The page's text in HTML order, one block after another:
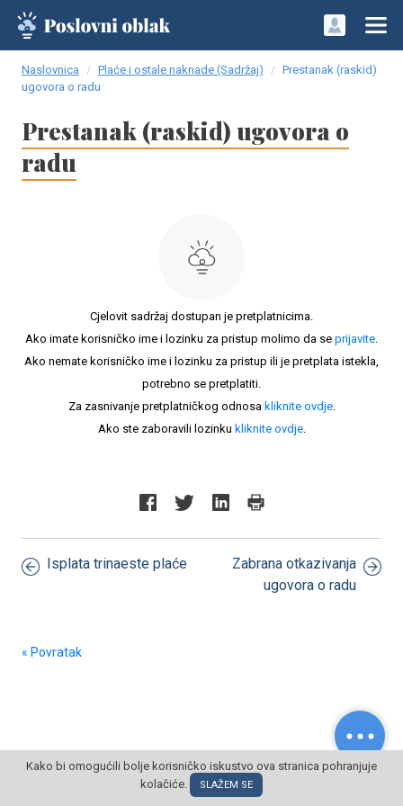
Naslovnica Plaće i ostale naknade (Sadržaj)
Prestanak (raskid)
ugovora o radu
Prestanak (raskid) ugovora o
radu
Cjelovit sadržaj dostupan je pretplatnicima.
Ako imate korisničko ime i lozinku za pristup molimo da se prijavite.
Ako nemate korisničko ime i lozinku za pristup ili je pretplata istekla,
potrebno se pretplatiti.
Za zasnivanje pretplatničkog odnosa kliknite ovdje.
Ako ste zaboravili lozinku kliknite ovdje.
Isplata trinaeste plaće
Zabrana otkazivanja
ugovora o radu
« Povratak
© POSLOVNI OBLAK Sva prava pridržana
Kako bi omogućili bolje korisničko iskustvo ova stranica pohranjuje
kolačiće.
SLAŽEM SE